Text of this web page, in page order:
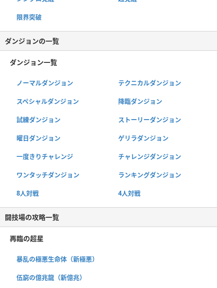
限界突破
ダンジョンの一覧
ダンジョン一覧
ノーマルダンジョン テクニカルダンジョン
スペシャルダンジョン 降臨ダンジョン
試練ダンジョン ストーリーダンジョン
曜日ダンジョン ゲリラダンジョン
一度きりチャレンジ チャレンジダンジョン
ワンタッチダンジョン ランキングダンジョン
8人対戦 4人対戦
闘技場の攻略一覧
再臨の超星
暴乱の極悪生命体（新極悪）
伍窮の億兆龍（新億兆）